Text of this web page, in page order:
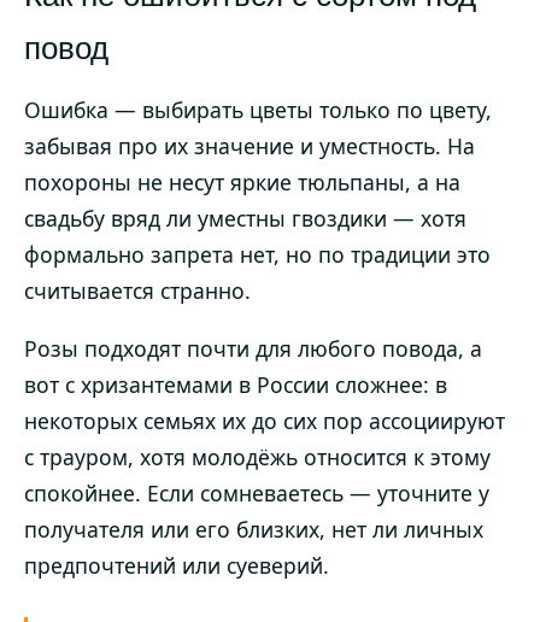
повод
Ошибка — выбирать цветы только по цвету,
забывая про их значение и уместность. На
похороны не несут яркие тюльпаны, а на
свадьбу вряд ли уместны гвоздики — хотя
формально запрета нет, но по традиции это
считывается странно.
Розы подходят почти для любого повода, а
вот с хризантемами в России сложнее: в
некоторых семьях их до сих пор ассоциируют
с трауром, хотя молодёжь относится к этому
спокойнее. Если сомневаетесь — уточните у
получателя или его близких, нет ли личных
предпочтений или суеверий.